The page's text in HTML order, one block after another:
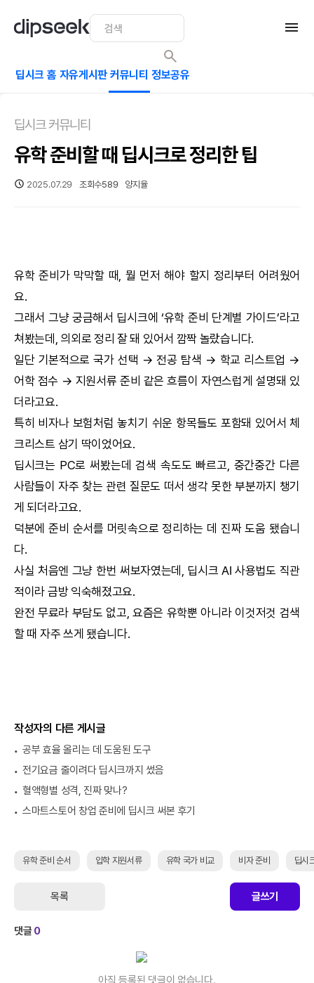
딥시크 홈 자유게시판 커뮤니티 정보공유
딥시크 커뮤니티
유학 준비할 때 딥시크로 정리한 팁
2025.07.29 조회수589 양지율
유학 준비가 막막할 때, 뭘 먼저 해야 할지 정리부터 어려웠어
요.
그래서 그냥 궁금해서 딥시크에 ‘유학 준비 단계별 가이드’라고
쳐봤는데, 의외로 정리 잘 돼 있어서 깜짝 놀랐습니다.
일단 기본적으로 국가 선택 → 전공 탐색 → 학교 리스트업 →
어학 점수 → 지원서류 준비 같은 흐름이 자연스럽게 설명돼 있
더라고요.
특히 비자나 보험처럼 놓치기 쉬운 항목들도 포함돼 있어서 체
크리스트 삼기 딱이었어요.
딥시크는 PC로 써봤는데 검색 속도도 빠르고, 중간중간 다른
사람들이 자주 찾는 관련 질문도 떠서 생각 못한 부분까지 챙기
게 되더라고요.
덕분에 준비 순서를 머릿속으로 정리하는 데 진짜 도움 됐습니
다.
사실 처음엔 그냥 한번 써보자였는데, 딥시크 AI 사용법도 직관
적이라 금방 익숙해졌고요.
완전 무료라 부담도 없고, 요즘은 유학뿐 아니라 이것저것 검색
할 때 자주 쓰게 됐습니다.
작성자의 다른 게시글
공부 효율 올리는 데 도움된 도구
전기요금 줄이려다 딥시크까지 썼음
혈액형별 성격, 진짜 맞나?
스마트스토어 창업 준비에 딥시크 써본 후기
유학 준비 순서 입학 지원서류 유학 국가 비교 비자 준비 딥시
목록 글쓰기
댓글0
아직 등록된 댓글이 없습니다.